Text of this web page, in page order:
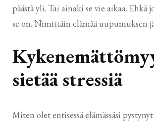
päästä yli. Tai ainaki se vie aikaa. Ehkä
se on. Nimittäin elämää uupumuksen
sietää stressiä
Miten olet entisessä elämässäsi